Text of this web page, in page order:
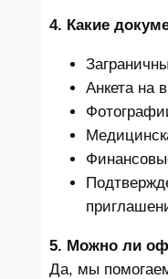
4. Какие
Анкета на
5. Можно ли
Да, мы